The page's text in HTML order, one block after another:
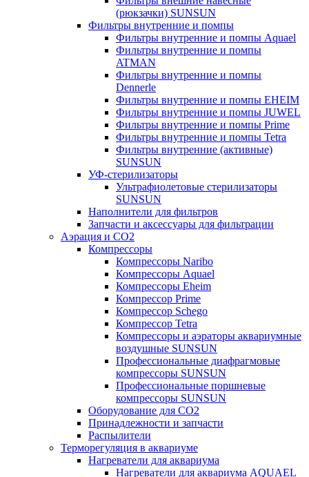
(рюкзачки) SUNSUN
Фильтры внутренние и помпы
Фильтры внутренние и помпы Aquael
Фильтры внутренние и помпы
ATMAN
Фильтры внутренние и помпы
Dennerle
Фильтры внутренние и помпы EHEIM
Фильтры внутренние и помпы JUWEL
Фильтры внутренние и помпы Prime
Фильтры внутренние и помпы Tetra
Фильтры внутренние (активные)
SUNSUN
УФ-стерилизаторы
Ультрафиолетовые стерилизаторы
SUNSUN
Наполнители для фильтров
Запчасти и аксессуары для фильтрации
Аэрация и CO2
Компрессоры
Компрессоры Naribo
Компрессоры Aquael
Компрессоры Eheim
Компрессор Prime
Компрессор Schego
Компрессор Tetra
Компрессоры и аэраторы аквариумные
воздушные SUNSUN
Профессиональные диафрагмовые
компрессоры SUNSUN
Профессиональные поршневые
компрессоры SUNSUN
Оборудование для CO2
Принадлежности и запчасти
Распылители
Терморегуляция в аквариуме
Нагреватели для аквариума
Нагреватели для аквариума AQUAEL